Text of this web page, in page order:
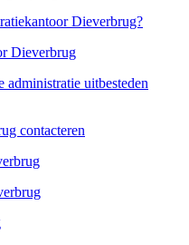
Dieverbrug?
Dieverbrug
uitbesteden
contacteren